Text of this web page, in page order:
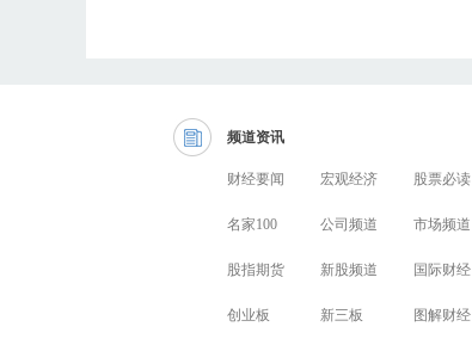
频道资讯
财经要闻 宏观经济 股票必读
名家100 公司频道 市场频道
股指期货 新股频道 国际财经
创业板 新三板 图解财经